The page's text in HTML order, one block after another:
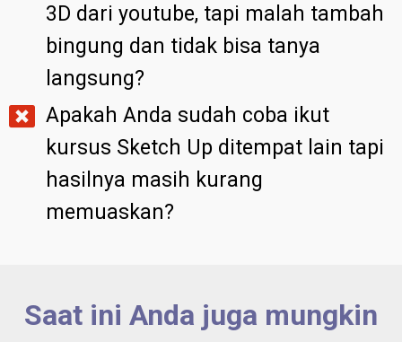
3D dari youtube, tapi malah tambah
bingung dan tidak bisa tanya
langsung?
Apakah Anda sudah coba ikut
kursus Sketch Up ditempat lain tapi
hasilnya masih kurang
memuaskan?
Saat ini Anda juga mungkin